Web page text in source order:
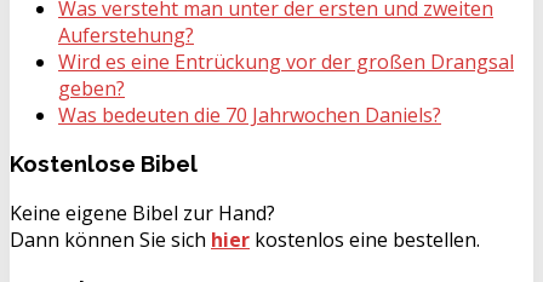
Was versteht man unter der ersten und zweiten
Auferstehung?
Wird es eine Entrückung vor der großen Drangsal
geben?
Was bedeuten die 70 Jahrwochen Daniels?
Kostenlose Bibel
Keine eigene Bibel zur Hand?
Dann können Sie sich hier kostenlos eine bestellen.